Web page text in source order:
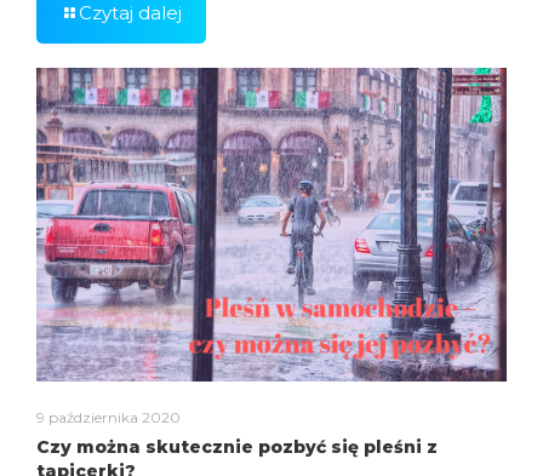
Czytaj dalej
9 października 2020
Czy można skutecznie pozbyć się pleśni z
tapicerki?